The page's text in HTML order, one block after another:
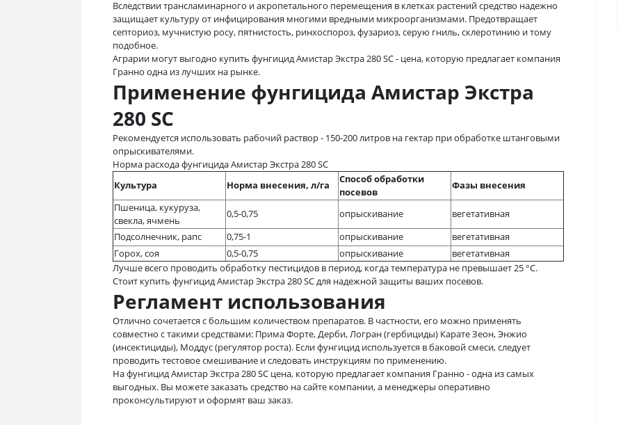
Вследствии трансламинарного и акропетального перемещения в клетках растений средство надежно
защищает культуру от инфицирования многими вредными микроорганизмами. Предотвращает
септориоз, мучнистую росу, пятнистость, ринхоспороз, фузариоз, серую гниль, склеротинию и тому
подобное.
Аграрии могут выгодно купить фунгицид Амистар Экстра 280 SС - цена, которую предлагает компания
Гранно одна из лучших на рынке.
Применение фунгицида Амистар Экстра
280 SС
Рекомендуется использовать рабочий раствор - 150-200 литров на гектар при обработке штанговыми
опрыскивателями.
Норма расхода фунгицида Амистар Экстра 280 SС
Культура
Норма внесения, л/га
Способ обработки
посевов
Фазы внесения
Пшеница, кукуруза,
свекла, ячмень
0,5-0,75 опрыскивание
вегетативная
Подсолнечник, рапс
0,75-1 опрыскивание
вегетативная
Горох, соя
0,5-0,75 опрыскивание
вегетативная
Лучше всего проводить обработку пестицидов в период, когда температура не превышает 25 °С.
Стоит купить фунгицид Амистар Экстра 280 SС для надежной защиты ваших посевов.
Регламент использования
Отлично сочетается с большим количеством препаратов. В частности, его можно применять
совместно с такими средствами: Прима Форте, Дерби, Логран (гербициды) Карате Зеон, Энжио
(инсектициды), Моддус (регулятор роста). Если фунгицид используется в баковой смеси, следует
проводить тестовое смешивание и следовать инструкциям по применению.
На фунгицид Амистар Экстра 280 SС цена, которую предлагает компания Гранно - одна из самых
выгодных. Вы можете заказать средство на сайте компании, а менеджеры оперативно
проконсультируют и оформят ваш заказ.